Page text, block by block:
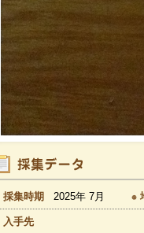
採集時期 2025年 7月
入手先